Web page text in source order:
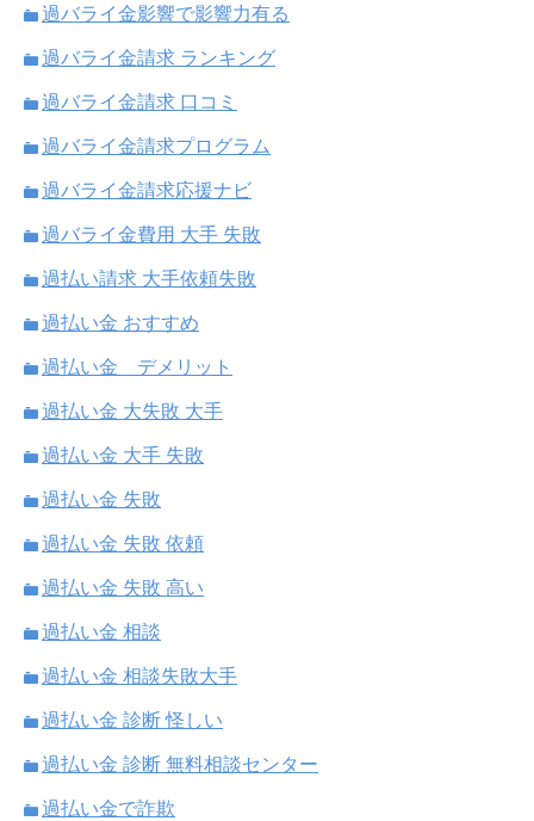
過バライ金影響で影響力有る
過バライ金請求 ランキング
過バライ金請求 口コミ
過バライ金請求プログラム
過バライ金請求応援ナビ
過バライ金費用 大手 失敗
過払い請求 大手依頼失敗
過払い金 おすすめ
過払い金 デメリット
過払い金 大失敗 大手
過払い金 大手 失敗
過払い金 失敗
過払い金 失敗 依頼
過払い金 失敗 高い
過払い金 相談
過払い金 相談失敗大手
過払い金 診断 怪しい
過払い金 診断 無料相談センター
過払い金で詐欺